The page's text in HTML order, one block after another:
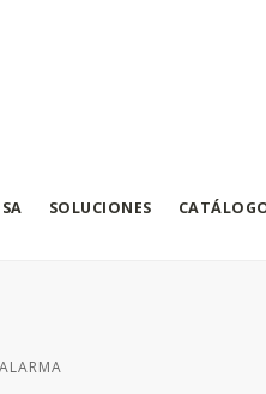
SOLUCIONES